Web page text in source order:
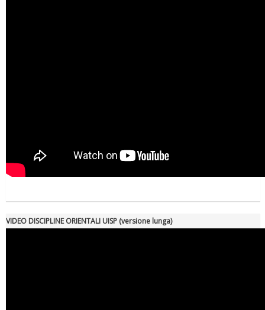
VIDEO DISCIPLINE ORIENTALI UISP (versione lunga)